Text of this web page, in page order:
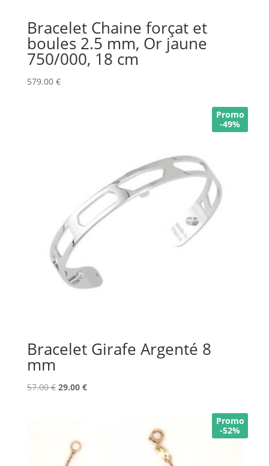
Bracelet Chaine forçat et
boules 2.5 mm, Or jaune
750/000, 18 cm
579.00 €
Promo
-49%
Bracelet Girafe Argenté 8
mm
57.00€ Le
57.00 €.
29.00 €Le
Promo
-52%